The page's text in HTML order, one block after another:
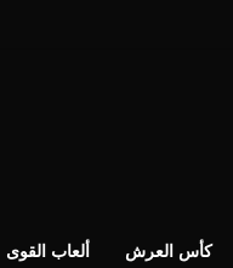
كأس العرش ألعاب القوى